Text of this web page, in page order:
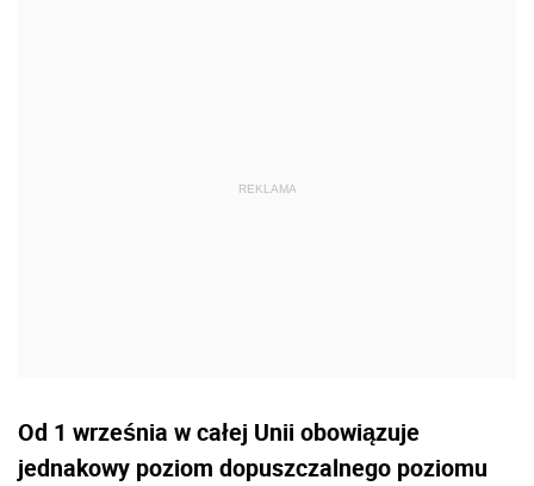
Od 1 września w całej Unii obowiązuje
jednakowy poziom dopuszczalnego poziomu